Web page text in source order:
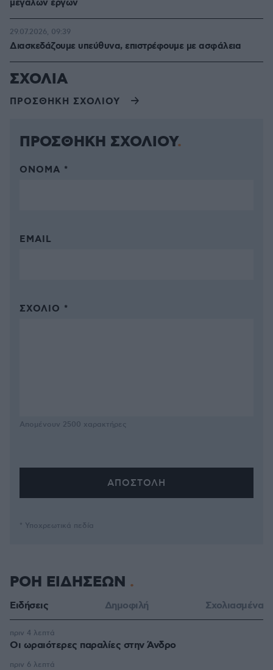
μεγάλων έργων
Διασκεδάζουμε υπεύθυνα, επιστρέφουμε με ασφάλεια
29.07.2026, 09:39
ΣΧΟΛΙΑ
ΠΡΟΣΘΗΚΗ ΣΧΟΛΙΟΥ
ΠΡΟΣΘΗΚΗ ΣΧΟΛΙΟΥ
ΌΝΟΜΑ *
EMAIL
ΣΧΌΛΙΟ *
Απομένουν 2500 χαρακτήρες
* Υποχρεωτικά πεδία
ΡΟΗ ΕΙΔΗΣΕΩΝ
Ειδήσεις Δημοφιλή Σχολιασμένα
Οι ωραιότερες παραλίες στην Άνδρο
πριν 4 λεπτά
πριν 6 λεπτά